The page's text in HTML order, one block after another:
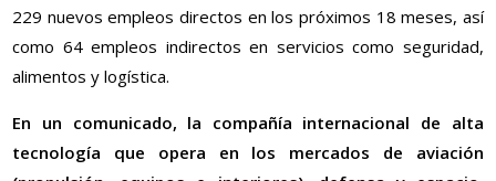
229 nuevos empleos directos en los próximos 18 meses, así
como 64 empleos indirectos en servicios como seguridad,
alimentos y logística.
En un comunicado, la compañía internacional de alta
tecnología que opera en los mercados de aviación